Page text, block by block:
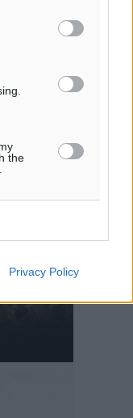
the
Privacy Policy